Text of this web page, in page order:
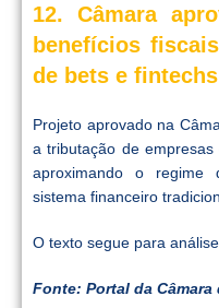
12. Câmara
benefícios
de bets e fintechs
Projeto aprovado na
a tributação de empresas
aproximando o regime
sistema financeiro
O texto segue para
Fonte: Portal da